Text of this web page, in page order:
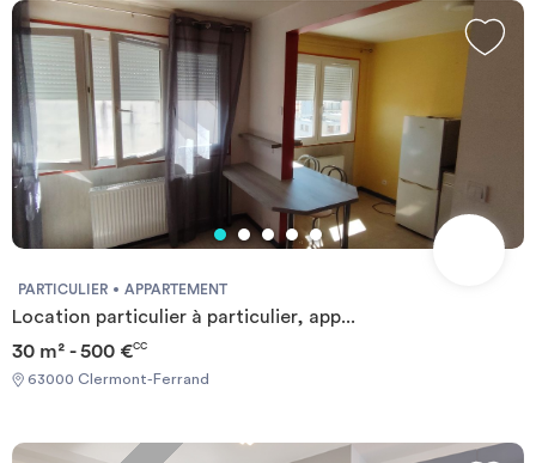
PARTICULIER APPARTEMENT
Location particulier à particulier, app...
30 m² - 500 €CC
63000 Clermont-Ferrand